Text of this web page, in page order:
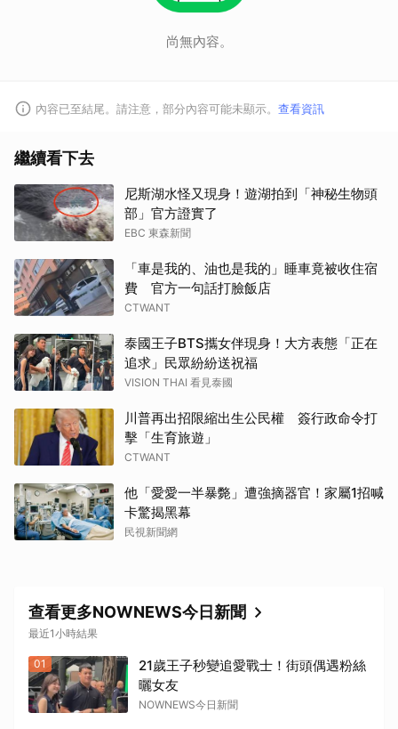
尚無內容。
內容已至結尾。請注意，部分內容可能未顯示。 查看資訊
繼續看下去
尼斯湖水怪又現身！遊湖拍到「神秘生物頭
部」官方證實了
EBC 東森新聞
「車是我的、油也是我的」睡車竟被收住宿
費 官方一句話打臉飯店
CTWANT
泰國王子BTS攜女伴現身！大方表態「正在
追求」民眾紛紛送祝福
VISION THAI 看見泰國
川普再出招限縮出生公民權 簽行政命令打
擊「生育旅遊」
CTWANT
他「愛愛一半暴斃」遭強摘器官！家屬1招喊
卡驚揭黑幕
民視新聞網
查看更多NOWNEWS今日新聞
最近1小時結果
01
21歲王子秒變追愛戰士！街頭偶遇粉絲
曬女友
NOWNEWS今日新聞